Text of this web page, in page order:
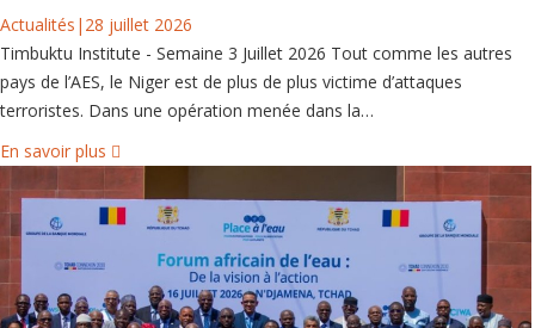
Actualités | 28 juillet 2026
Timbuktu Institute - Semaine 3 Juillet 2026 Tout comme les autres
pays de l’AES, le Niger est de plus de plus victime d’attaques
terroristes. Dans une opération menée dans la…
En savoir plus